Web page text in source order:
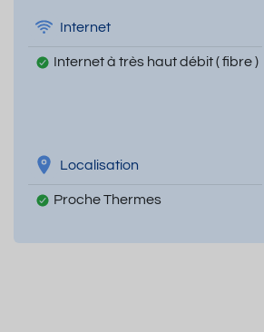
Internet
Internet à très haut débit ( fibre )
Localisation
Proche Thermes